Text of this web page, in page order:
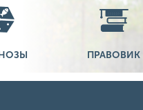
ПРАВОВИК